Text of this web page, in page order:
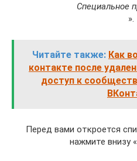
Специальное
».
Читайте также: Как
контакте после
доступ к
Перед вами откроется
нажмите внизу «